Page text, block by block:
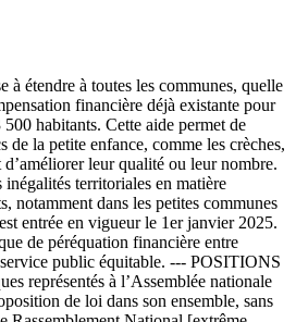
à étendre à toutes les communes, quelle
financière déjà existante pour
habitants. Cette aide permet de
de la petite enfance, comme les crèches,
d’améliorer leur qualité ou leur nombre.
territoriales en matière
notamment dans les petites communes
entrée en vigueur le 1er janvier 2025.
de péréquation financière entre
public équitable. --- POSITIONS
représentés à l’Assemblée nationale
de loi dans son ensemble, sans